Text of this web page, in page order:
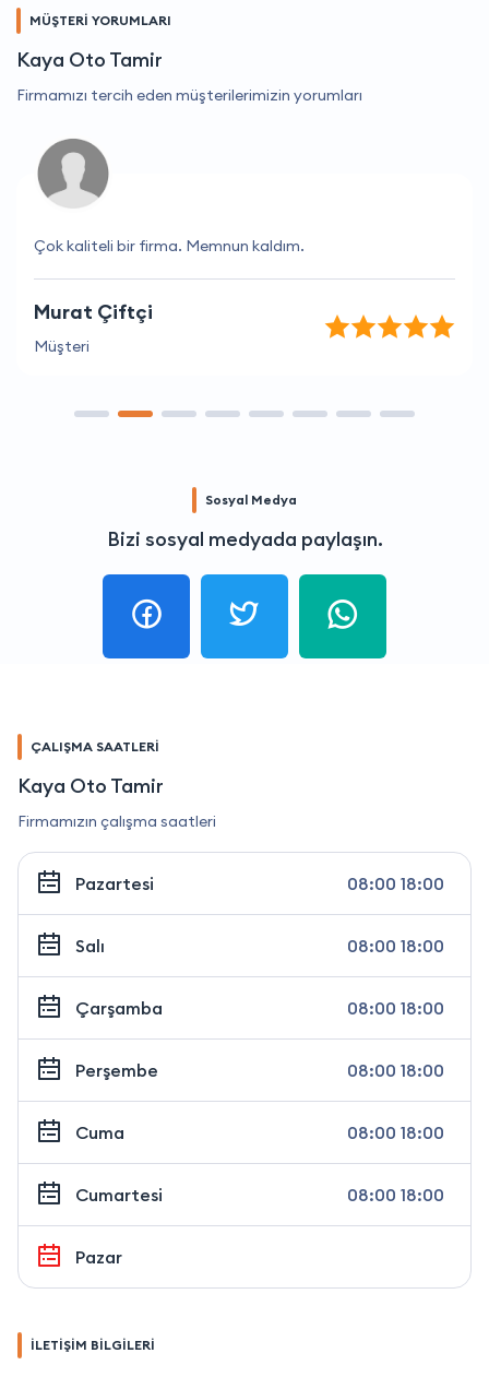
MÜŞTERİ YORUMLARI
Kaya Oto Tamir
Firmamızı tercih eden müşterilerimizin yorumları
Çok kaliteli bir firma. Memnun kaldım.
Murat Çiftçi
Müşteri
Sosyal Medya
Bizi sosyal medyada paylaşın.
ÇALIŞMA SAATLERİ
Kaya Oto Tamir
Firmamızın çalışma saatleri
Pazartesi 08:00 18:00
Salı 08:00 18:00
Çarşamba 08:00 18:00
Perşembe 08:00 18:00
Cuma 08:00 18:00
Cumartesi 08:00 18:00
Pazar
İLETİŞİM BİLGİLERİ